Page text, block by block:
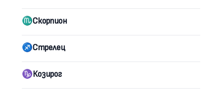
♏︎Скорпион
♐︎Стрелец
♑︎Козирог